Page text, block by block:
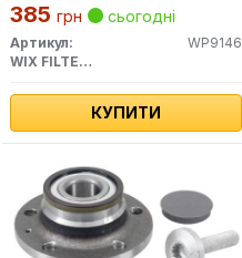
385 грн сьогодні
Артикул:
WP9146
WIX FILTERS
КУПИТИ